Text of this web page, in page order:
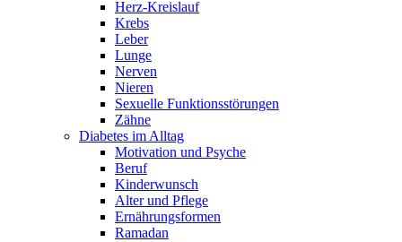
Herz-Kreislauf
Krebs
Leber
Lunge
Nerven
Nieren
Sexuelle Funktionsstörungen
Zähne
Diabetes im Alltag
Motivation und Psyche
Beruf
Kinderwunsch
Alter und Pflege
Ernährungsformen
Ramadan